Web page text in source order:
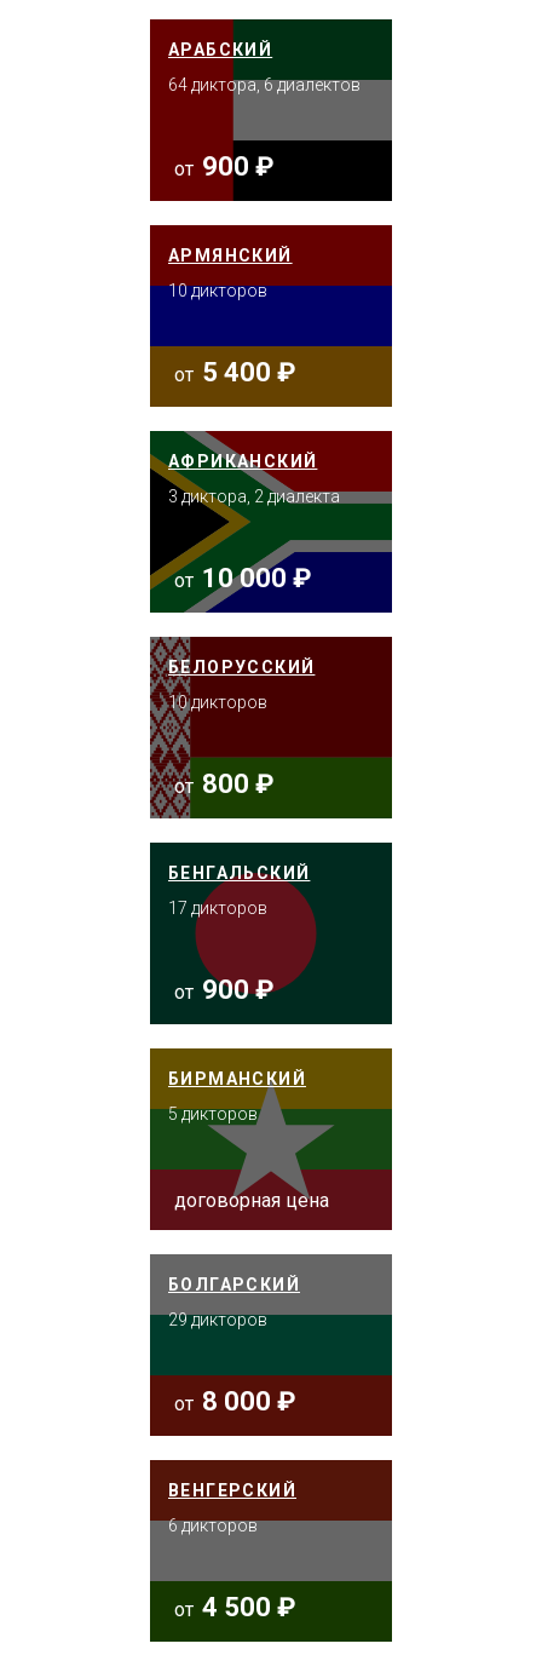
АРАБСКИЙ
64 диктора, 6 диалектов
от 900 ₽
АРМЯНСКИЙ
10 дикторов
от 5 400 ₽
АФРИКАНСКИЙ
3 диктора, 2 диалекта
от 10 000 ₽
БЕЛОРУССКИЙ
10 дикторов
от 800 ₽
БЕНГАЛЬСКИЙ
17 дикторов
от 900 ₽
БИРМАНСКИЙ
5 дикторов
договорная цена
БОЛГАРСКИЙ
29 дикторов
от 8 000 ₽
ВЕНГЕРСКИЙ
6 дикторов
от 4 500 ₽